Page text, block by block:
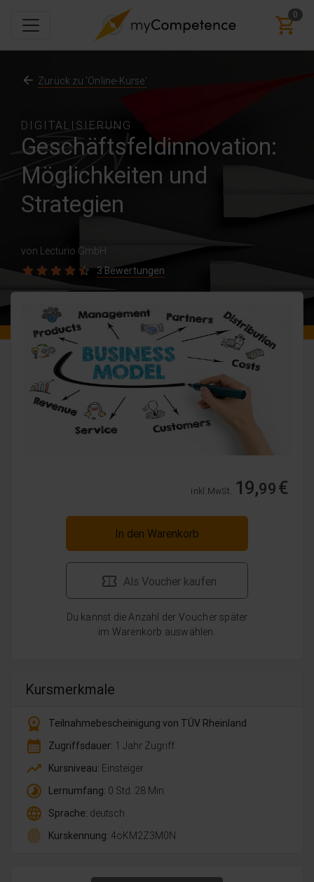
0
DIGITALISIERUNG
Geschäftsfeldinnovation:
Möglichkeiten und
Strategien
von Lecturio GmbH
3 Bewertungen
Zurück zu 'Online-Kurse'
inkl. MwSt. 19,99€
In den Warenkorb
Als Voucher kaufen
Du kannst die Anzahl der Voucher später
im Warenkorb auswählen.
Kursmerkmale
workspace_premium
Teilnahmebescheinigung von TÜV Rheinland
calendar_month Zugriffsdauer: 1 Jahr Zugriff
trending_up Kursniveau: Einsteiger
timelapse Lernumfang: 0 Std. 28 Min.
language Sprache: deutsch
fingerprint Kurskennung: 4oKM2Z3M0N